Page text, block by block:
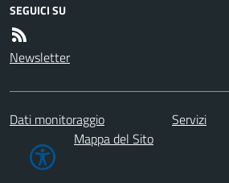
SEGUICI SU
Newsletter
Dati monitoraggio Servizi
Mappa del Sito